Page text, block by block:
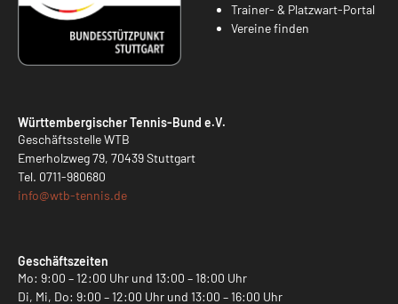
Trainer- & Platzwart-Portal
Vereine finden
Württembergischer Tennis-Bund e.V.
Geschäftsstelle WTB
Emerholzweg 79, 70439 Stuttgart
Tel. 0711-980680
info@wtb-tennis.de
Geschäftszeiten
Mo: 9:00 – 12:00 Uhr und 13:00 – 18:00 Uhr
Di, Mi, Do: 9:00 – 12:00 Uhr und 13:00 – 16:00 Uhr